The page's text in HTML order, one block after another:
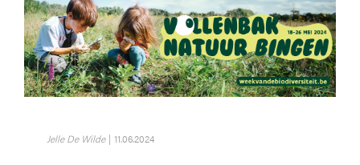
Jelle De Wilde | 11.06.2024